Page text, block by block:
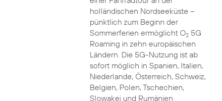
holländischen Nordseeküste –
pünktlich zum Beginn der
Sommerferien ermöglicht O25G
Roaming in zehn europäischen
Ländern. Die 5G-Nutzung ist ab
sofort möglich in Spanien, Italien,
Niederlande, Österreich, Schweiz,
Belgien, Polen, Tschechien,
Slowakei und Rumänien.